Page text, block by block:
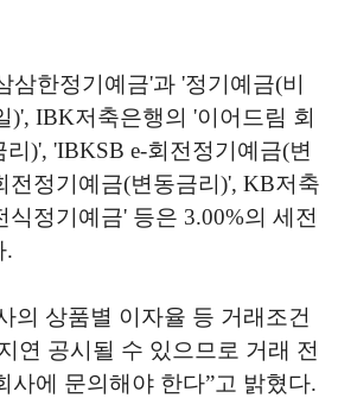
삼한정기예금'과 '정기예금(비
)', IBK저축은행의 '이어드림 회
)', 'IBKSB e-회전정기예금(변
전정기예금(변동금리)', KB저축
식정기예금' 등은 3.00%의 세전
.
의 상품별 이자율 등 거래조건
연 공시될 수 있으므로 거래 전
사에 문의해야 한다”고 밝혔다.